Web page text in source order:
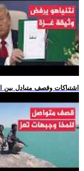
.. اشتباكات وقصف متبادل بين